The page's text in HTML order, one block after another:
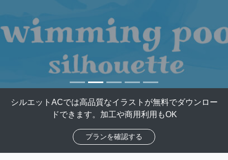
シルエットACでは高品質なイラストが無料でダウンロー
ドできます。加工や商用利用もOK
プランを確認する